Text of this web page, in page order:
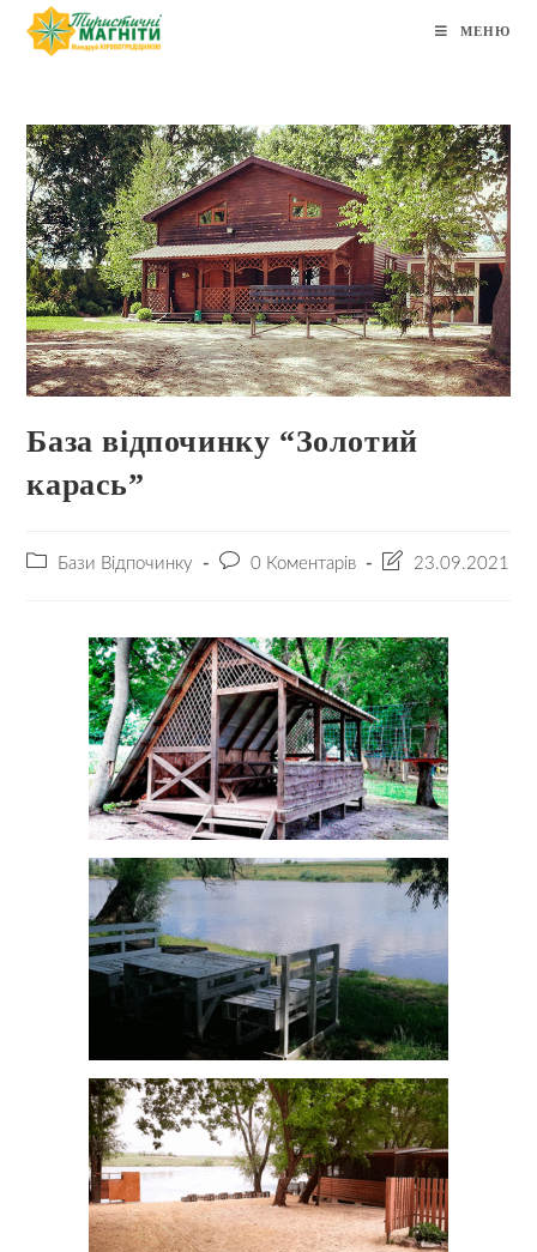
МЕНЮ
База відпочинку “Золотий
карась”
Бази Відпочинку 0 Коментарів 23.09.2021